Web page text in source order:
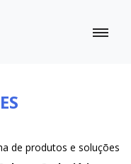
de produtos e soluções